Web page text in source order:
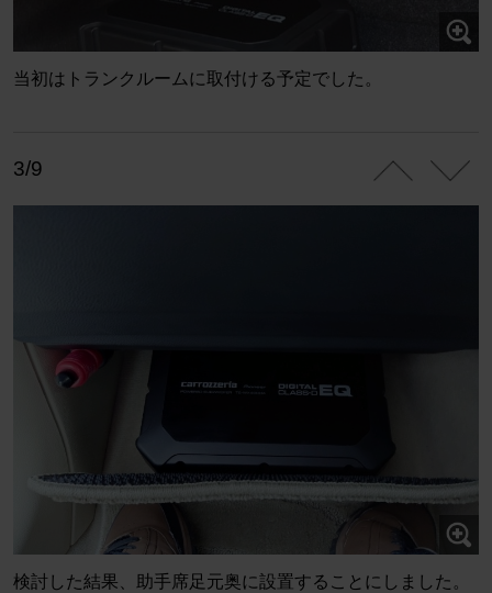
当初はトランクルームに取付ける予定でした。
3/9
検討した結果、助手席足元奥に設置することにしました。